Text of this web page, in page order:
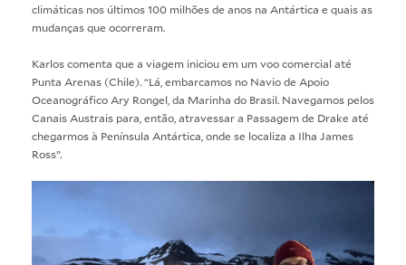
climáticas nos últimos 100 milhões de anos na Antártica e quais as
mudanças que ocorreram.
Karlos comenta que a viagem iniciou em um voo comercial até
Punta Arenas (Chile). “Lá, embarcamos no Navio de Apoio
Oceanográfico Ary Rongel, da Marinha do Brasil. Navegamos pelos
Canais Austrais para, então, atravessar a Passagem de Drake até
chegarmos à Península Antártica, onde se localiza a Ilha James
Ross”.